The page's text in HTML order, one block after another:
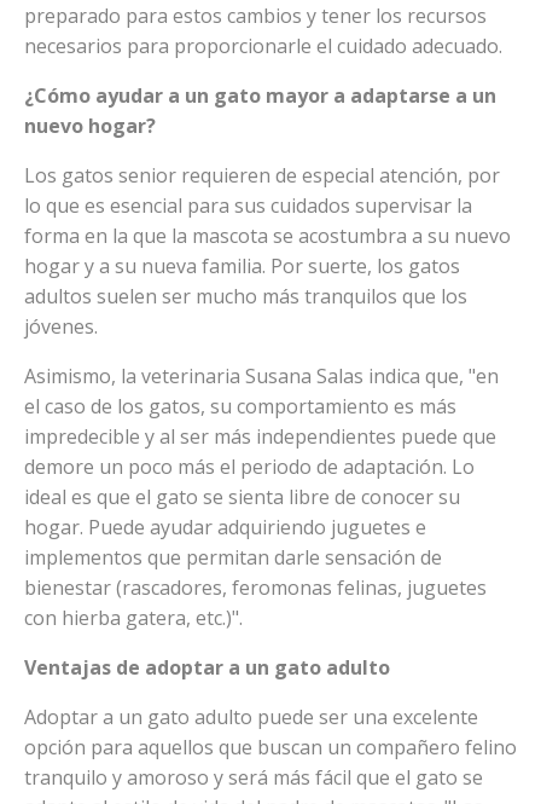
preparado para estos cambios y tener los recursos
necesarios para proporcionarle el cuidado adecuado.
¿Cómo ayudar a un gato mayor a adaptarse a un
nuevo hogar?
Los gatos senior requieren de especial atención, por
lo que es esencial para sus cuidados supervisar la
forma en la que la mascota se acostumbra a su nuevo
hogar y a su nueva familia. Por suerte, los gatos
adultos suelen ser mucho más tranquilos que los
jóvenes.
Asimismo, la veterinaria Susana Salas indica que, "en
el caso de los gatos, su comportamiento es más
impredecible y al ser más independientes puede que
demore un poco más el periodo de adaptación. Lo
ideal es que el gato se sienta libre de conocer su
hogar. Puede ayudar adquiriendo juguetes e
implementos que permitan darle sensación de
bienestar (rascadores, feromonas felinas, juguetes
con hierba gatera, etc.)".
Ventajas de adoptar a un gato adulto
Adoptar a un gato adulto puede ser una excelente
opción para aquellos que buscan un compañero felino
tranquilo y amoroso y será más fácil que el gato se